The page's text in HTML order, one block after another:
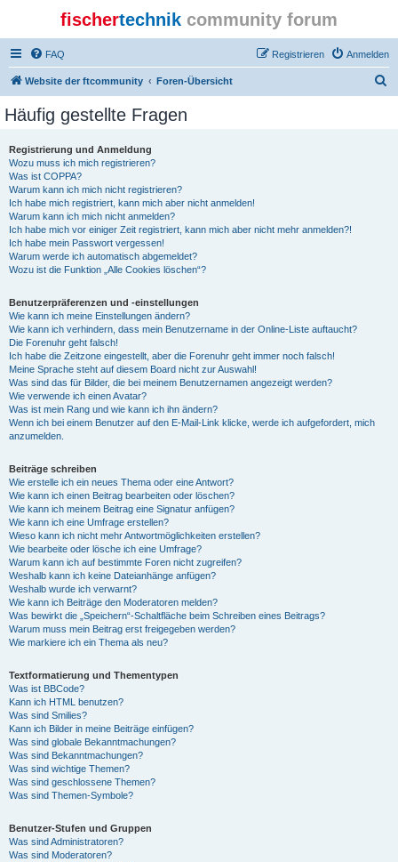
fischertechnik community forum
FAQ Anmelden
Registrieren
Website der ftcommunity Foren-Übersicht
Häufig gestellte Fragen
Registrierung und Anmeldung
Wozu muss ich mich registrieren?
Was ist COPPA?
Warum kann ich mich nicht registrieren?
Ich habe mich registriert, kann mich aber nicht anmelden!
Warum kann ich mich nicht anmelden?
Ich habe mich vor einiger Zeit registriert, kann mich aber nicht mehr anmelden?!
Ich habe mein Passwort vergessen!
Warum werde ich automatisch abgemeldet?
Wozu ist die Funktion „Alle Cookies löschen“?
Benutzerpräferenzen und -einstellungen
Wie kann ich meine Einstellungen ändern?
Wie kann ich verhindern, dass mein Benutzername in der Online-Liste auftaucht?
Die Forenuhr geht falsch!
Ich habe die Zeitzone eingestellt, aber die Forenuhr geht immer noch falsch!
Meine Sprache steht auf diesem Board nicht zur Auswahl!
Was sind das für Bilder, die bei meinem Benutzernamen angezeigt werden?
Wie verwende ich einen Avatar?
Was ist mein Rang und wie kann ich ihn ändern?
Wenn ich bei einem Benutzer auf den E-Mail-Link klicke, werde ich aufgefordert, mich
anzumelden.
Beiträge schreiben
Wie erstelle ich ein neues Thema oder eine Antwort?
Wie kann ich einen Beitrag bearbeiten oder löschen?
Wie kann ich meinem Beitrag eine Signatur anfügen?
Wie kann ich eine Umfrage erstellen?
Wieso kann ich nicht mehr Antwortmöglichkeiten erstellen?
Wie bearbeite oder lösche ich eine Umfrage?
Warum kann ich auf bestimmte Foren nicht zugreifen?
Weshalb kann ich keine Dateianhänge anfügen?
Weshalb wurde ich verwarnt?
Wie kann ich Beiträge den Moderatoren melden?
Was bewirkt die „Speichern“-Schaltfläche beim Schreiben eines Beitrags?
Warum muss mein Beitrag erst freigegeben werden?
Wie markiere ich ein Thema als neu?
Textformatierung und Thementypen
Was ist BBCode?
Kann ich HTML benutzen?
Was sind Smilies?
Kann ich Bilder in meine Beiträge einfügen?
Was sind globale Bekanntmachungen?
Was sind Bekanntmachungen?
Was sind wichtige Themen?
Was sind geschlossene Themen?
Was sind Themen-Symbole?
Benutzer-Stufen und Gruppen
Was sind Administratoren?
Was sind Moderatoren?